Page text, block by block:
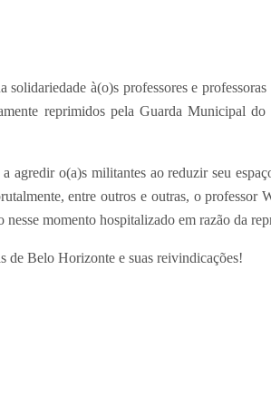
à(o)s professores e professoras
reprimidos pela Guarda Municipal
agredir o(a)s militantes ao reduzir seu
entre outros e outras, o professor
momento hospitalizado em razão da
de Belo Horizonte e suas reivindicações!